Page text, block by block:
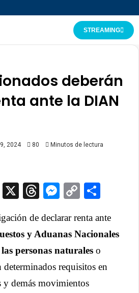
STREAMING
deberán
ante la DIAN
2024 80 Minutos de lectura
Telegram
X ThreadsCopy
de declarar renta ante
y Aduanas Nacionales
personas naturales o
requisitos en
y demás movimientos